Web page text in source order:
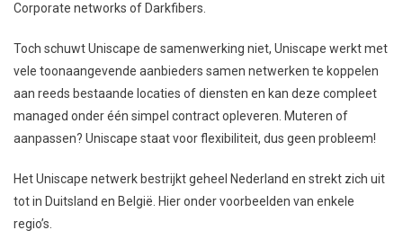
Corporate networks of Darkfibers.
Toch schuwt Uniscape de samenwerking niet, Uniscape werkt met
vele toonaangevende aanbieders samen netwerken te koppelen
aan reeds bestaande locaties of diensten en kan deze compleet
managed onder één simpel contract opleveren. Muteren of
aanpassen? Uniscape staat voor flexibiliteit, dus geen probleem!
Het Uniscape netwerk bestrijkt geheel Nederland en strekt zich uit
tot in Duitsland en België. Hier onder voorbeelden van enkele
regio’s.